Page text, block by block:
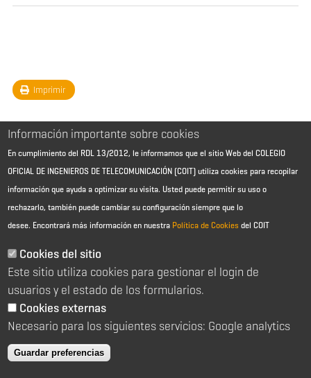
Imprimir
Aviso Legal - Información general
Política de cookies
Política de reembolso
Sitemap
C/ Almagro 2 1º Izqda 28010 Madrid
91 391 10 66
coit@coit.es
Información importante sobre cookies
En cumplimiento del RDL 13/2012, le informamos que el sitio Web del COLEGIO
OFICIAL DE INGENIEROS DE TELECOMUNICACIÓN (COIT) utiliza cookies para recopilar
información que ayuda a optimizar su visita. Usted puede permitir su uso o
rechazarlo, también puede cambiar su configuración siempre que lo
desee. Encontrará más información en nuestra Política de Cookies del COIT
Cookies del sitio
Este sitio utiliza cookies para gestionar el login de
usuarios y el estado de los formularios.
Cookies externas
Necesario para los siguientes servicios: Google analytics
Guardar preferencias